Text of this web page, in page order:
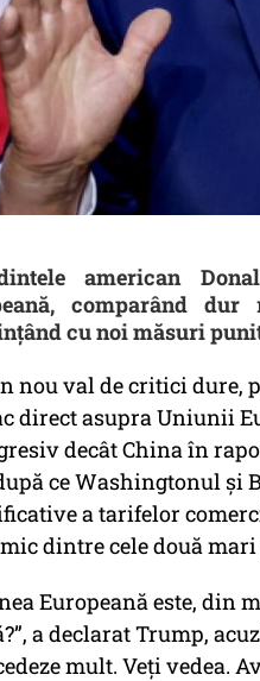
american
comparând
cu noi măsuri
nou val de critici dure,
direct asupra Uniunii
decât China în
ce Washingtonul și
a tarifelor
dintre cele două
Europeană este, din
a declarat Trump,
mult. Veți vedea.